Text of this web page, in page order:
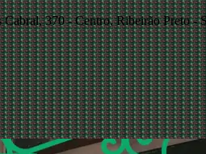
370 - Centro, Ribeirão Preto -